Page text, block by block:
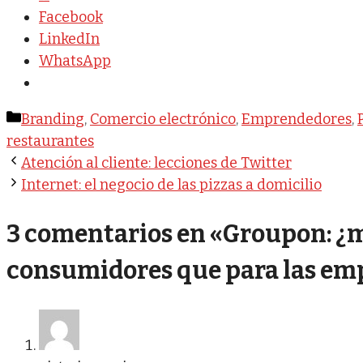
Facebook
LinkedIn
WhatsApp
Categorías
Branding, Comercio electrónico,Emprendedores,
restaurantes
Atención al cliente: lecciones de Twitter
Internet: el negocio de las pizzas a domicilio
3 comentarios en «Groupon:
consumidores que para las